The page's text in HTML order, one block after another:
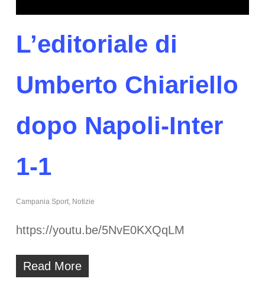
L’editoriale di
Umberto Chiariello
dopo Napoli-Inter
1-1
Campania Sport, Notizie
https://youtu.be/5NvE0KXQqLM
Read More